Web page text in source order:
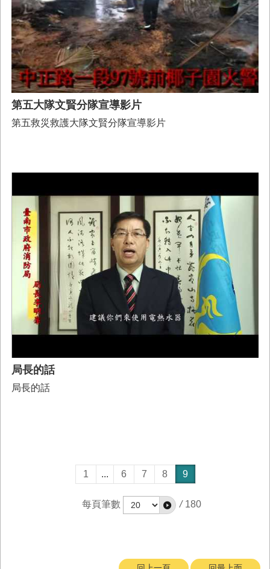
第五大隊文賢分隊宣導影片
第五救災救護大隊文賢分隊宣導影片
局長的話
局長的話
1 ... 6 7 8 9
每頁筆數 / 180